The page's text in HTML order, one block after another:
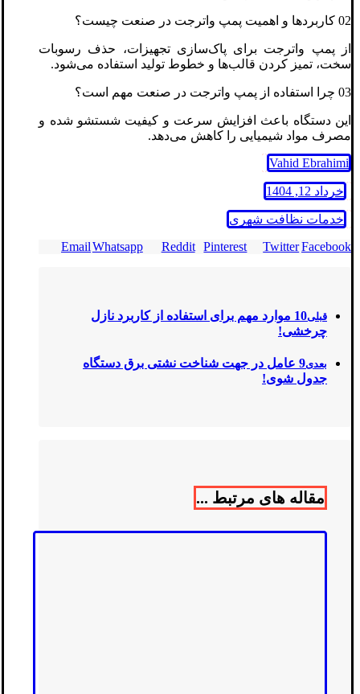
02 کاربردها و اهمیت پمپ واترجت در صنعت چیست؟
از پمپ واترجت برای پاک‌سازی تجهیزات، حذف رسوبات
سخت، تمیز کردن قالب‌ها و خطوط تولید استفاده می‌شود.
03 چرا استفاده از پمپ واترجت در صنعت مهم است؟
این دستگاه باعث افزایش سرعت و کیفیت شستشو شده و
مصرف مواد شیمیایی را کاهش می‌دهد.
Vahid Ebrahimi
خرداد 12, 1404
خدمات نظافت شهری
Facebook
Twitter
Pinterest
Reddit
Whatsapp
Email
قبلی
10 موارد مهم برای استفاده از کاربرد نازل
چرخشی!
بعدی
9 عامل در جهت شناخت نشتی برق دستگاه
جدول شوی!
مقاله های مرتبط ...